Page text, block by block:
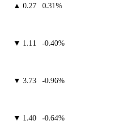
▲ 0.27 0.31%
▼ 1.11 -0.40%
▼ 3.73 -0.96%
▼ 1.40 -0.64%